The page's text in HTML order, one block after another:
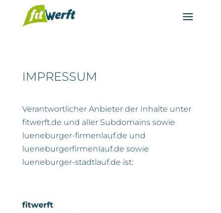
IMPRESSUM
Verantwortlicher Anbieter der Inhalte unter
fitwerft.de und aller Subdomains sowie
lueneburger-firmenlauf.de und
lueneburgerfirmenlauf.de sowie
lueneburger-stadtlauf.de ist:
fitwerft